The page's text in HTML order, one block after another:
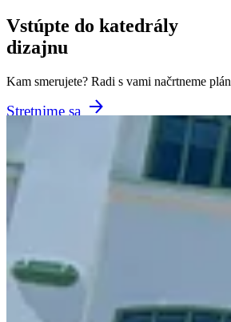
Vstúpte do katedrály
dizajnu
Kam smerujete? Radi s vami načrtneme
Stretnime sa